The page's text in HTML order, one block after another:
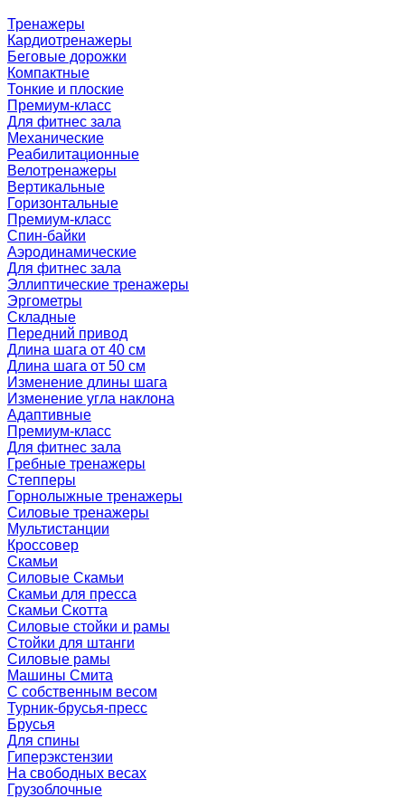
Тренажеры
Кардиотренажеры
Беговые дорожки
Компактные
Тонкие и плоские
Премиум-класс
Для фитнес зала
Механические
Реабилитационные
Велотренажеры
Вертикальные
Горизонтальные
Премиум-класс
Спин-байки
Аэродинамические
Для фитнес зала
Эллиптические тренажеры
Эргометры
Складные
Передний привод
Длина шага от 40 см
Длина шага от 50 см
Изменение длины шага
Изменение угла наклона
Адаптивные
Премиум-класс
Для фитнес зала
Гребные тренажеры
Степперы
Горнолыжные тренажеры
Силовые тренажеры
Мультистанции
Кроссовер
Скамьи
Силовые Скамьи
Скамьи для пресса
Скамьи Скотта
Силовые стойки и рамы
Стойки для штанги
Силовые рамы
Машины Смита
C собственным весом
Турник-брусья-пресс
Брусья
Для спины
Гиперэкстензии
На свободных весах
Грузоблочные